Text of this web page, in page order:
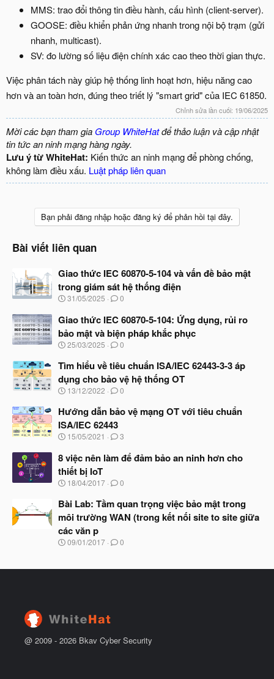
MMS: trao đổi thông tin điều hành, cấu hình (client-server).
GOOSE: điều khiển phản ứng nhanh trong nội bộ trạm (gửi
nhanh, multicast).
SV: đo lường số liệu điện chính xác cao theo thời gian thực.
Việc phân tách này giúp hệ thống linh hoạt hơn, hiệu năng cao
hơn và an toàn hơn, đúng theo triết lý "smart grid" của IEC 61850.
Chỉnh sửa lần cuối: 19/06/2025
Mời các bạn tham gia Group WhiteHatđể thảo luận và cập nhật
tin tức an ninh mạng hàng ngày.
Lưu ý từ WhiteHat: Kiến thức an ninh mạng để phòng chống,
không làm điều xấu. Luật pháp liên quan
Bạn phải đăng nhập hoặc đăng ký để phản hồi tại đây.
Bài viết liên quan
Giao thức IEC 60870-5-104 và vấn đề bảo mật
trong giám sát hệ thống điện
N
à
y
b
ắ
đ
ầ
u
31/05/2025 0
Giao thức IEC 60870-5-104: Ứng dụng, rủi ro
bảo mật và biện pháp khắc phục
N
à
b
ắ
đ
ầ
u
25/03/2025 0
Tìm hiểu về tiêu chuẩn ISA/IEC 62443-3-3 áp
dụng cho bảo vệ hệ thống OT
N
à
b
ắ
đ
ầ
u
13/12/2022 0
Hướng dẫn bảo vệ mạng OT với tiêu chuẩn
ISA/IEC 62443
N
à
y
b
ắ
đ
ầ
u
15/05/2021 3
8 việc nên làm để đảm bảo an ninh hơn cho
thiết bị IoT
N
à
b
ắ
t
u
18/04/2017 0
Bài Lab: Tầm quan trọng việc bảo mật trong
môi trường WAN (trong kết nối site to site giữa
các văn p
N
y
ầ
09/01/2017 0
@ 2009 - 2026 Bkav Cyber Security